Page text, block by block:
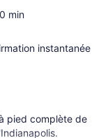
min
instantanée
pied complète de